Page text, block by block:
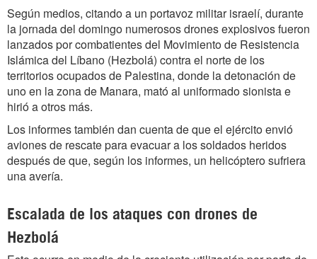
Según medios, citando a un portavoz militar israelí, durante
la jornada del domingo numerosos drones explosivos fueron
lanzados por combatientes del Movimiento de Resistencia
Islámica del Líbano (Hezbolá) contra el norte de los
territorios ocupados de Palestina, donde la detonación de
uno en la zona de Manara, mató al uniformado sionista e
hirió a otros más.
Los informes también dan cuenta de que el ejército envió
aviones de rescate para evacuar a los soldados heridos
después de que, según los informes, un helicóptero sufriera
una avería.
Escalada de los ataques con drones de
Hezbolá